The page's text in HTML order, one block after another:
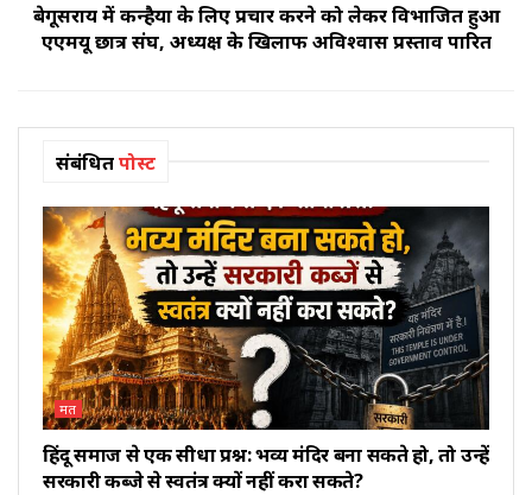
बेगूसराय में कन्हैया के लिए प्रचार करने को लेकर विभाजित हुआ
एएमयू छात्र संघ, अध्यक्ष के खिलाफ अविश्वास प्रस्ताव पारित
संबंधितपोस्ट
मत
हिंदू समाज से एक सीधा प्रश्न: भव्य मंदिर बना सकते हो, तो उन्हें
सरकारी कब्जे से स्वतंत्र क्यों नहीं करा सकते?